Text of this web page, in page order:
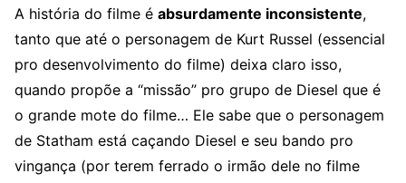
A história do filme é absurdamente inconsistente,
tanto que até o personagem de Kurt Russel (essencial
pro desenvolvimento do filme) deixa claro isso,
quando propõe a “missão” pro grupo de Diesel que é
o grande mote do filme… Ele sabe que o personagem
de Statham está caçando Diesel e seu bando pro
vingança (por terem ferrado o irmão dele no filme